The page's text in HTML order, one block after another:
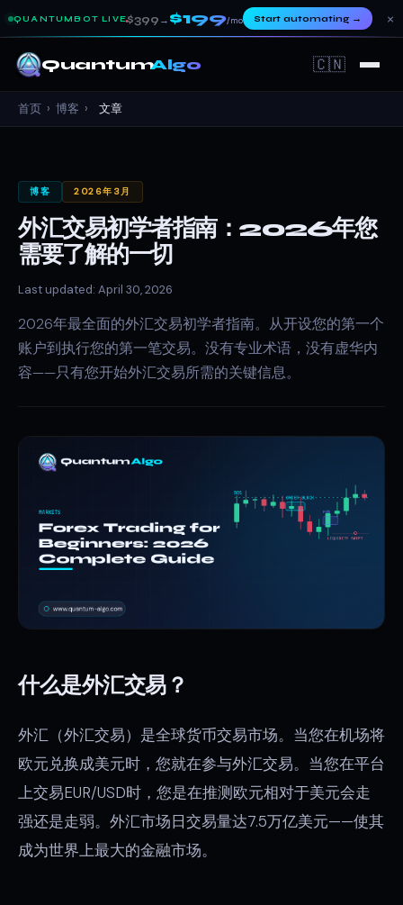
QUANTUMBOT LIVE$399 → $199/mo Start automating→ ×
QuantumAlgo 🇨🇳
首页 › 博客 › 文章
博客 2026年3月
外汇交易初学者指南：2026年您
需要了解的一切
Last updated: April 30, 2026
2026年最全面的外汇交易初学者指南。从开设您的第一个
账户到执行您的第一笔交易。没有专业术语，没有虚华内
容——只有您开始外汇交易所需的关键信息。
什么是外汇交易？
外汇（外汇交易）是全球货币交易市场。当您在机场将
欧元兑换成美元时，您就在参与外汇交易。当您在平台
上交易EUR/USD时，您是在推测欧元相对于美元会走
强还是走弱。外汇市场日交易量达7.5万亿美元——使其
成为世界上最大的金融市场。